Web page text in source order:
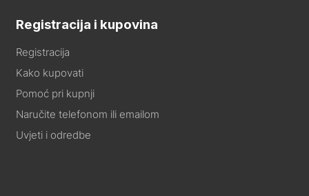
Registracija i kupovina
Registracija
Kako kupovati
Pomoć pri kupnji
Naručite telefonom ili emailom
Uvjeti i odredbe